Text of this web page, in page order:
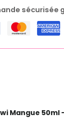
sécurisée
Mangue 50ml